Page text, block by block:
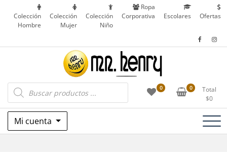
contenido
Colección
Hombre
Colección
Mujer
Colección
Niño
Ropa
Corporativa
Escolares Ofertas
Mr. Henry
Ropa Corporativa, Outdoor, Uniformes
Escolares y más en Patronato, Recoleta – Chile
Búsqueda
de
productos
0 0
Total
$0
Mi cuenta